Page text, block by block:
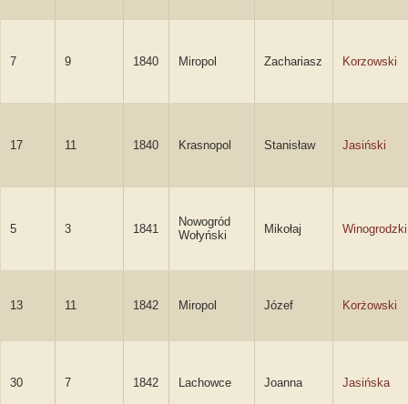
7 9 1840 Miropol Zachariasz Korzowski
17 11 1840 Krasnopol Stanisław Jasiński
5 3 1841
Nowogród
Wołyński
Mikołaj Winogrodzki
13 11 1842 Miropol Józef Korżowski
30 7 1842 Lachowce Joanna Jasińska